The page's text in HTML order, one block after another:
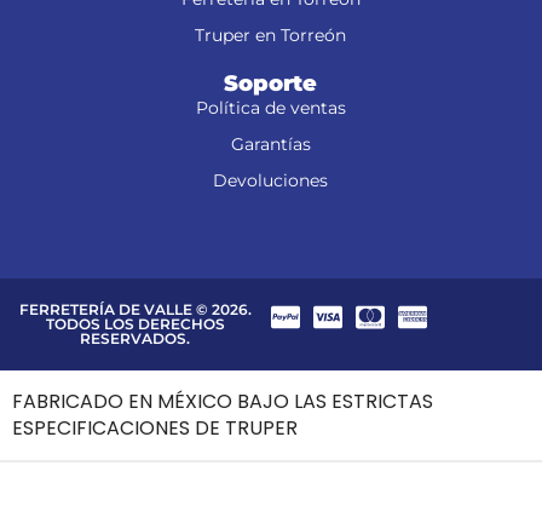
Truper en Torreón
Soporte
Política de ventas
Garantías
Devoluciones
FERRETERÍA DE VALLE © 2026.
TODOS LOS DERECHOS
RESERVADOS.
FABRICADO EN MÉXICO BAJO LAS ESTRICTAS
ESPECIFICACIONES DE TRUPER